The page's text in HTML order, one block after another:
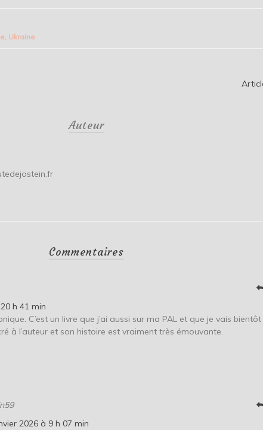
, Ukraine
Auteur
Commentaires
h 41 min
C’est un livre que j’ai aussi sur ma PAL et que je vais bientôt
à l’auteur et son histoire est vraiment très émouvante.
2026 à 9 h 07 min